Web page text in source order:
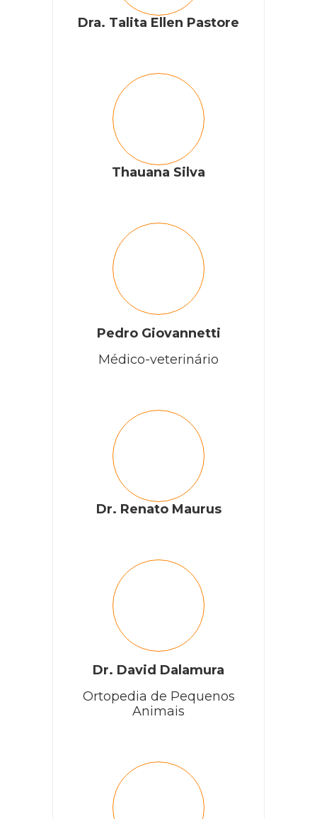
Dra. Talita Ellen Pastore
Thauana Silva
Pedro Giovannetti
Médico-veterinário
Dr. Renato Maurus
Dr. David Dalamura
Ortopedia de Pequenos
Animais